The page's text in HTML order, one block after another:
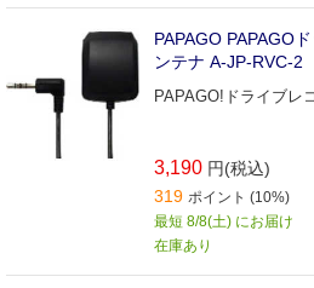
PAPAGO PAPAGO
ンテナ A-JP-RVC-2
PAPAGO!ドライブレ
3,190 円(税込)
319 ポイント (10%)
最短 8/8(土) にお届け
在庫あり